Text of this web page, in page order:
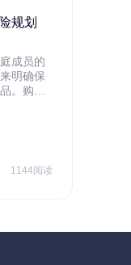
规划
成员的
明确保
。购买
会对家
1144阅读